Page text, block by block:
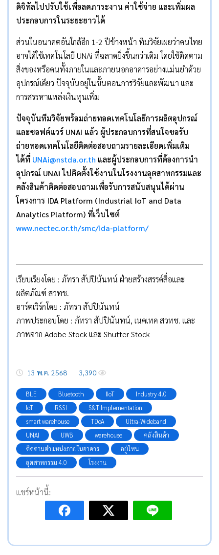
ดิจิทัลไปปรับใช้เพื่อลดภาระงาน ค่าใช้จ่าย และเพิ่มผล
ประกอบการในระยะยาวได้
ส่วนในอนาคตอันใกล้อีก 1-2 ปีข้างหน้า ทีมวิจัยเผยว่าคนไทย
อาจได้ใช้เทคโนโลยี UNAi ที่ฉลาดยิ่งขึ้นกว่าเดิม โดยใช้ติดตาม
สิ่งของหรือคนทั้งภายในและภายนอกอาคารอย่างแม่นยำด้วย
อุปกรณ์เดียว ปัจจุบันอยู่ในขั้นตอนการวิจัยและพัฒนา และ
การสรรหาแหล่งเงินทุนเพิ่ม
ปัจจุบันทีมวิจัยพร้อมถ่ายทอดเทคโนโลยีการผลิตอุปกรณ์
และซอฟต์แวร์ UNAi แล้ว ผู้ประกอบการที่สนใจขอรับ
ถ่ายทอดเทคโนโลยีติดต่อสอบถามรายละเอียดเพิ่มเติม
ได้ที่ UNAi@nstda.or.th และผู้ประกอบการที่ต้องการนำ
อุปกรณ์ UNAi ไปติดตั้งใช้งานในโรงงานอุตสาหกรรมและ
คลังสินค้าติดต่อสอบถามเพื่อรับการสนับสนุนได้ผ่าน
โครงการ IDA Platform (Industrial IoT and Data
Analytics Platform) ที่เว็บไซต์
www.nectec.or.th/smc/ida-platform/
เรียบเรียงโดย : ภัทรา สัปปินันทน์ ฝ่ายสร้างสรรค์สื่อและ
ผลิตภัณฑ์ สวทช.
อาร์ตเวิร์กโดย : ภัทรา สัปปินันทน์
ภาพประกอบโดย : ภัทรา สัปปินันทน์, เนคเทค สวทช. และ
ภาพจาก Adobe Stock และ Shutter Stock
13 พ.ค. 2568 3,390
BLE Bluetooth IIoT
Industry 4.0
IoT
RSSI
S&T Implementation
smart warehouse
TDoA
Ultra-Wideband
UNAI
UWB warehouse
คลังสินค้า
ติดตามตำแหน่งภายในอาคาร
อยู่ไหน
อุตสาหกรรม 4.0
โรงงาน
แชร์หน้านี้: